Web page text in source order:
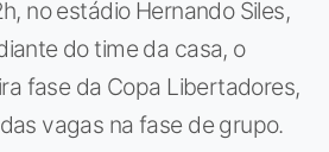
no estádio Hernando Siles,
do time da casa, o
fase da Copa Libertadores,
vagas na fase de grupo.